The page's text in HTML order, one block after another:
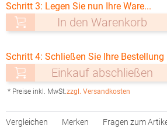
Schritt 3: Legen Sie nun Ihre Ware...
In den Warenkorb
Schritt 4: Schließen Sie Ihre Bestellung
Einkauf abschließen
* Preise inkl. MwSt.zzgl. Versandkosten
Vergleichen Merken Fragen zum